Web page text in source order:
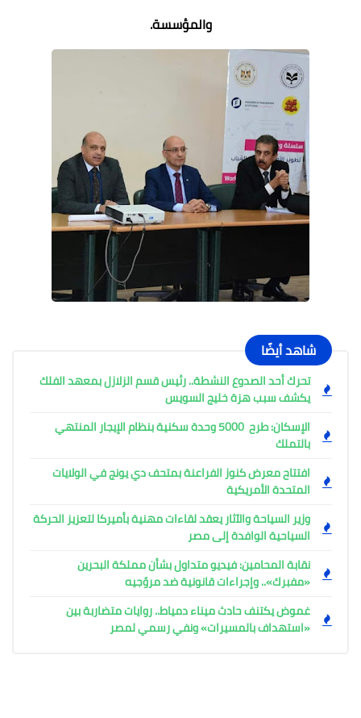
والمؤسسة.
شاهد أيضًا
تحرك أحد الصدوع النشطة.. رئيس قسم الزلازل بمعهد الفلك
يكشف سبب هزة خليج السويس
الإسكان: طرح 5000 وحدة سكنية بنظام الإيجار المنتهي
بالتملك
افتتاح معرض كنوز الفراعنة بمتحف دي يونج في الولايات
المتحدة الأمريكية
وزير السياحة والآثار يعقد لقاءات مهنية بأميركا لتعزيز الحركة
السياحية الوافدة إلى مصر
نقابة المحامين: فيديو متداول بشأن مملكة البحرين
«مفبرك».. وإجراءات قانونية ضد مروّجيه
غموض يكتنف حادث ميناء دمياط.. روايات متضاربة بين
«استهداف بالمسيرات» ونفي رسمي لمصر